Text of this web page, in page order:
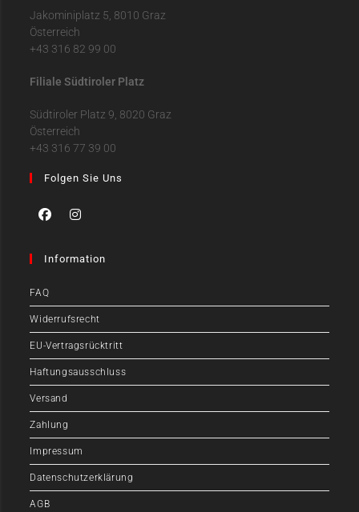
Jakominiplatz 5, 8010 Graz
Österreich
+43 316 82 99 00
Filiale Südtiroler Platz
Südtiroler Platz 9, 8020 Graz
Österreich
+43 316 77 39 00
Folgen Sie Uns
Information
FAQ
Widerrufsrecht
EU-Vertragsrücktritt
Haftungsausschluss
Versand
Zahlung
Impressum
Datenschutzerklärung
AGB